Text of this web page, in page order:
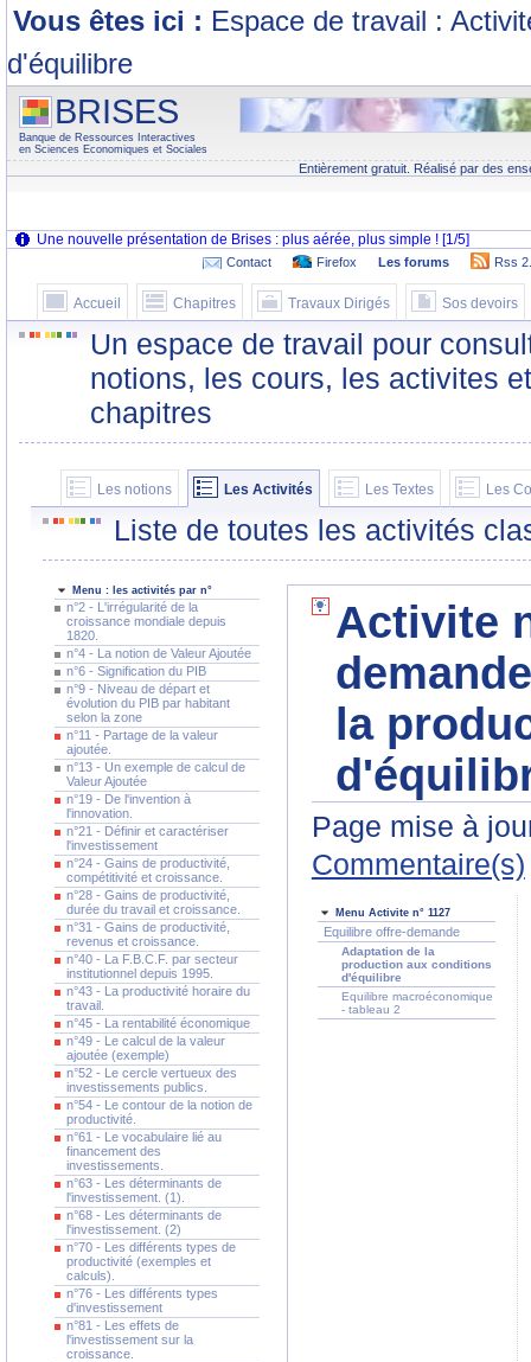
Vous êtes ici : Espace de travail :
d'équilibre
BRISES
Banque de Ressources Interactives
en Sciences Economiques et Sociales
Entièrement gratuit. Réalisé par des
Contact Firefox Les forums Rss
Accueil Chapitres Travaux Dirigés Sos devoirs
Un espace de travail pour
notions, les cours, les activites
chapitres
Les notions Les Activités Les Textes Les
Liste de toutes les activités
Menu : les activités par n°
n°2 - L'irrégularité de la
croissance mondiale depuis
1820.
n°4 - La notion de Valeur Ajoutée
n°6 - Signification du PIB
n°9 - Niveau de départ et
évolution du PIB par habitant
selon la zone
n°11 - Partage de la valeur
ajoutée.
n°13 - Un exemple de calcul de
Valeur Ajoutée
n°19 - De l'invention à
l'innovation.
n°21 - Définir et caractériser
l'investissement
n°24 - Gains de productivité,
compétitivité et croissance.
n°28 - Gains de productivité,
durée du travail et croissance.
n°31 - Gains de productivité,
revenus et croissance.
n°40 - La F.B.C.F. par secteur
institutionnel depuis 1995.
n°43 - La productivité horaire du
travail.
n°45 - La rentabilité économique
n°49 - Le calcul de la valeur
ajoutée (exemple)
n°52 - Le cercle vertueux des
investissements publics.
n°54 - Le contour de la notion de
productivité.
n°61 - Le vocabulaire lié au
financement des
investissements.
n°63 - Les déterminants de
l'investissement. (1).
n°68 - Les déterminants de
l'investissement. (2)
n°70 - Les différents types de
productivité (exemples et
calculs).
n°76 - Les différents types
d'investissement
n°81 - Les effets de
l'investissement sur la
croissance.
Activite
la
Page mise à
Commentaire(s)
Menu Activite n° 1127
Equilibre offre-demande
Adaptation de la
production aux conditions
d'équilibre
Equilibre macroéconomique
- tableau 2